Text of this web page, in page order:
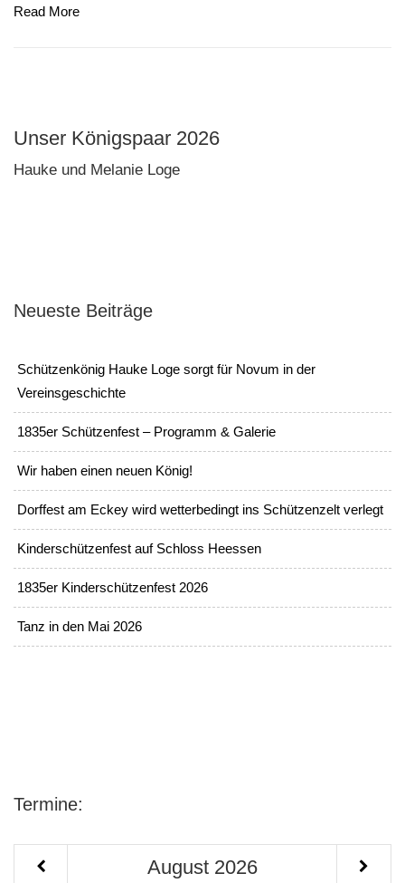
Read More
Unser Königspaar 2026
Hauke und Melanie Loge
Neueste Beiträge
Schützenkönig Hauke Loge sorgt für Novum in der
Vereinsgeschichte
1835er Schützenfest – Programm & Galerie
Wir haben einen neuen König!
Dorffest am Eckey wird wetterbedingt ins Schützenzelt verlegt
Kinderschützenfest auf Schloss Heessen
1835er Kinderschützenfest 2026
Tanz in den Mai 2026
Termine:
August 2026